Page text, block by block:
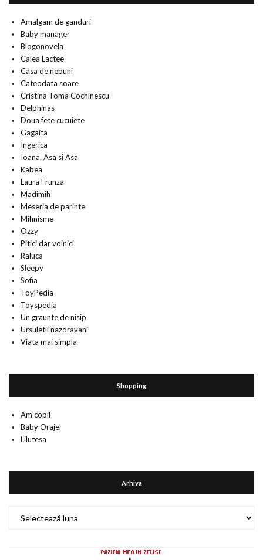
Amalgam de ganduri
Baby manager
Blogonovela
Calea Lactee
Casa de nebuni
Cateodata soare
Cristina Toma Cochinescu
Delphinas
Doua fete cucuiete
Gagaita
Ingerica
Ioana. Asa si Asa
Kabea
Laura Frunza
Madimih
Meseria de parinte
Mihnisme
Ozzy
Pitici dar voinici
Raluca
Sleepy
Sofia
ToyPedia
Toyspedia
Un graunte de nisip
Ursuletii nazdravani
Viata mai simpla
Shopping
Am copil
Baby Orajel
Lilutesa
Arhiva